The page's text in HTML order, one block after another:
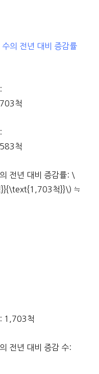
의 전년 대비 증감률
척
척
전년 대비 증감률: \
척}}\) ≒
1,703척
전년 대비 증감 수: